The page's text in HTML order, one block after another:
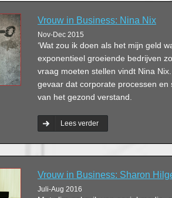
Vrouw in Business: Nina Nix
Nov-Dec 2015
‘Wat zou ik doen als het mijn geld
exponentieel groeiende bedrijven
vraag moeten stellen vindt Nina
gevaar dat corporate processen
van het gezond verstand.
Lees verder
Vrouw in Business: Sharon
Juli-Aug 2016